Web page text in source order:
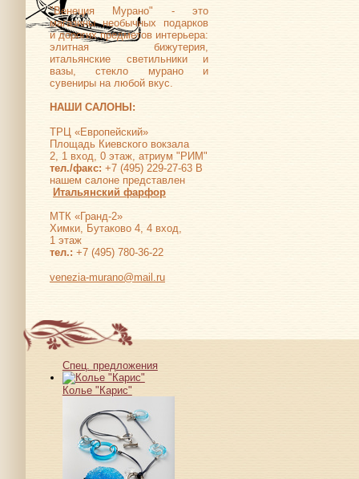
"Венеция Мурано" - это
магазины необычных подарков
и дорогих предметов интерьера:
элитная бижутерия,
итальянские светильники и
вазы, стекло мурано и
сувениры на любой вкус.
НАШИ САЛОНЫ:
ТРЦ «Европейский»
Площадь Киевского вокзала
2, 1 вход, 0 этаж, атриум "РИМ"
тел./факс: +7 (495) 229-27-63 В
нашем салоне представлен
Итальянский фарфор
МТК «Гранд-2»
Химки, Бутаково 4, 4 вход,
1 этаж
тел.: +7 (495) 780-36-22
venezia-murano@mail.ru
Спец. предложения
Колье "Карис"